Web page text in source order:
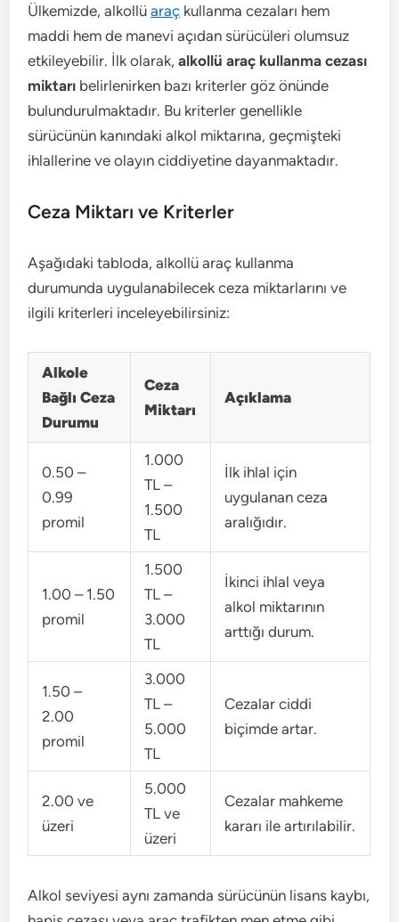
Ülkemizde, alkollüaraç kullanma cezaları hem
maddi hem de manevi açıdan sürücüleri olumsuz
etkileyebilir. İlk olarak,alkollü araç kullanma cezası
miktarı belirlenirken bazı kriterler göz önünde
bulundurulmaktadır. Bu kriterler genellikle
sürücünün kanındaki alkol miktarına, geçmişteki
ihlallerine ve olayın ciddiyetine dayanmaktadır.
Ceza Miktarı ve Kriterler
Aşağıdaki tabloda, alkollü araç kullanma
durumunda uygulanabilecek ceza miktarlarını ve
ilgili kriterleri inceleyebilirsiniz:
Alkole
Bağlı Ceza
Durumu
Ceza
Miktarı
Açıklama
0.50 –
0.99
promil
1.000
TL –
1.500
TL
İlk ihlal için
uygulanan ceza
aralığıdır.
1.00 – 1.50
promil
1.500
TL –
3.000
TL
İkinci ihlal veya
alkol miktarının
arttığı durum.
1.50 –
2.00
promil
3.000
TL –
5.000
TL
Cezalar ciddi
biçimde artar.
2.00 ve
üzeri
5.000
TL ve
üzeri
Cezalar mahkeme
kararı ile artırılabilir.
Alkol seviyesi aynı zamanda sürücünün lisans kaybı,